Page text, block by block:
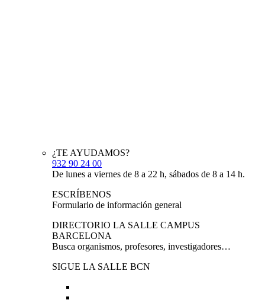
¿TE AYUDAMOS?
932 90 24 00
De lunes a viernes de 8 a 22 h, sábados de 8 a 14 h.
ESCRÍBENOS
Formulario de información general
DIRECTORIO LA SALLE CAMPUS
BARCELONA
Busca organismos, profesores, investigadores…
SIGUE LA SALLE BCN